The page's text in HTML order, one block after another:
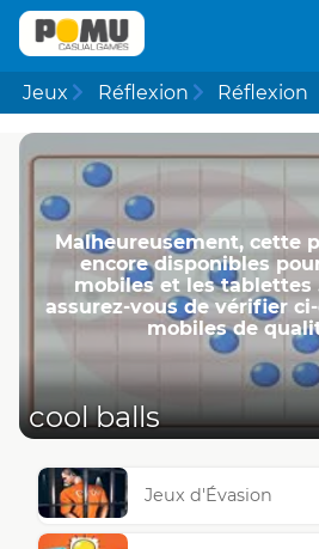
Jeux Réflexion Réflexion
Malheureusement, cette
encore disponibles
mobiles et les tablettes
assurez-vous de vérifier
mobiles de
cool balls
Jeux d'Évasion